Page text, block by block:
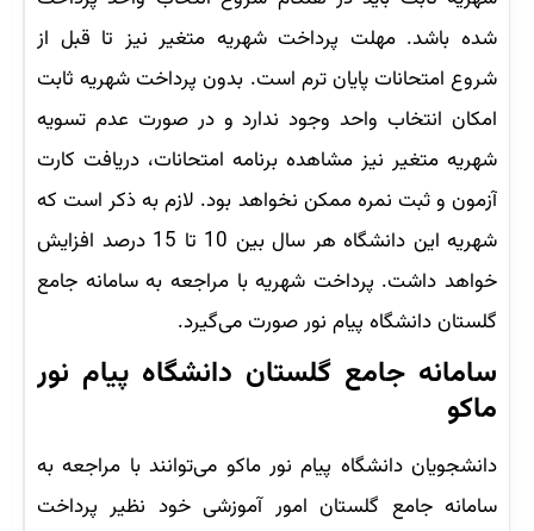
شده باشد. مهلت پرداخت شهریه متغیر نیز تا قبل از
شروع امتحانات پایان ترم است. بدون پرداخت شهریه ثابت
امکان انتخاب واحد وجود ندارد و در صورت عدم تسویه
شهریه متغیر نیز مشاهده برنامه امتحانات، دریافت کارت
آزمون و ثبت نمره ممکن نخواهد بود. لازم به ذکر است که
شهریه این دانشگاه هر سال بین 10 تا 15 درصد افزایش
خواهد داشت. پرداخت شهریه با مراجعه به سامانه جامع
گلستان دانشگاه پیام نور صورت می‌گیرد.
سامانه جامع گلستان دانشگاه پیام نور
ماکو
دانشجویان دانشگاه پیام نور ماکو می‌توانند با مراجعه به
سامانه جامع گلستان امور آموزشی خود نظیر پرداخت